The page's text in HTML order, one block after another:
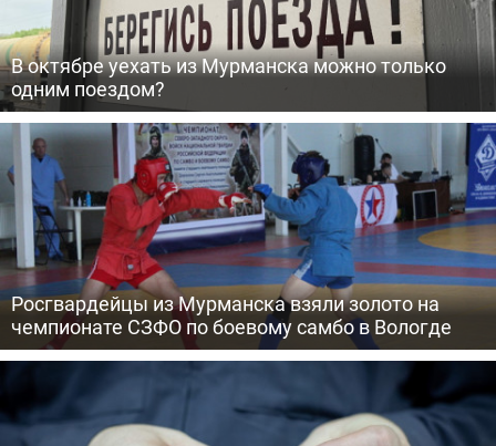
В октябре уехать из Мурманска можно только
одним поездом?
Росгвардейцы из Мурманска взяли золото на
чемпионате СЗФО по боевому самбо в Вологде